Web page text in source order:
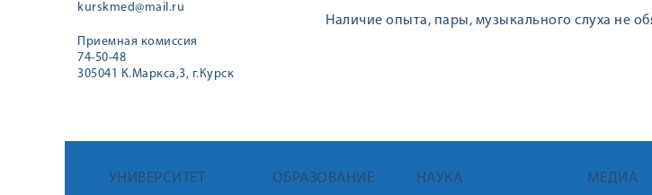
kurskmed@mail.ru
Приемная комиссия
74-50-48
305041 К.Маркса,3, г.Курск
Наличие опыта, пары, музыкального слуха не
УНИВЕРСИТЕТ ОБРАЗОВАНИЕ НАУКА МЕДИА